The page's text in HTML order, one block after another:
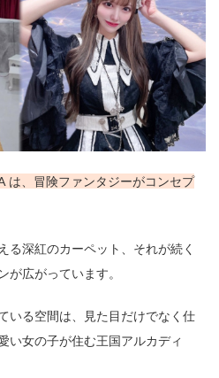
は、冒険ファンタジーがコンセプ
る深紅のカーペット、それが続く
が広がっています。
いる空間は、見た目だけでなく仕
い女の子が住む王国アルカディ